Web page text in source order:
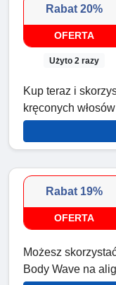
Rabat 20%
OFERTA
Użyto 2 razy
Kup teraz i
kręconych
Rabat 19%
OFERTA
Możesz
Body Wave na